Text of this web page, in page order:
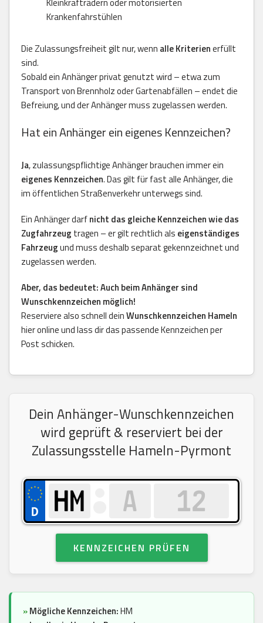
Kleinkrafträdern oder motorisierten
Krankenfahrstühlen
Die Zulassungsfreiheit gilt nur, wenn alle Kriterienerfüllt
sind.
Sobald ein Anhänger privat genutzt wird – etwa zum
Transport von Brennholz oder Gartenabfällen – endet die
Befreiung, und der Anhänger muss zugelassen werden.
Hat ein Anhänger ein eigenes Kennzeichen?
Ja, zulassungspflichtige Anhänger brauchen immer ein
eigenes Kennzeichen. Das gilt für fast alle Anhänger, die
im öffentlichen Straßenverkehr unterwegs sind.
Ein Anhänger darfnicht das gleiche Kennzeichen wie das
Zugfahrzeug tragen – er gilt rechtlich als eigenständiges
Fahrzeugund muss deshalb separat gekennzeichnet und
zugelassen werden.
Aber, das bedeutet: Auch beim Anhänger sind
Wunschkennzeichen möglich!
Reserviere also schnell deinWunschkennzeichen Hameln
hier online und lass dir das passende Kennzeichen per
Post schicken.
Dein Anhänger-Wunschkennzeichen
wird geprüft & reserviert bei der
Zulassungsstelle Hameln-Pyrmont
KENNZEICHEN PRÜFEN
»Mögliche Kennzeichen:HM